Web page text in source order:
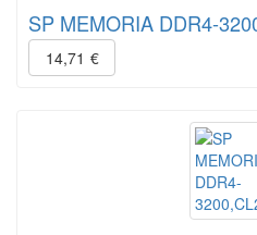
SP MEMORIA DDR4-
14,71 €